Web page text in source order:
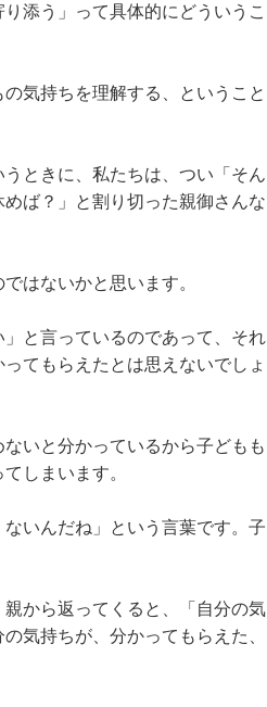
添う」って具体的にどういうこ
気持ちを理解する、ということ
ときに、私たちは、つい「そん
ば？」と割り切った親御さんな
はないかと思います。
と言っているのであって、それ
てもらえたとは思えないでしょ
いと分かっているから子どもも
しまいます。
いんだね」という言葉です。子
から返ってくると、「自分の気
気持ちが、分かってもらえた、